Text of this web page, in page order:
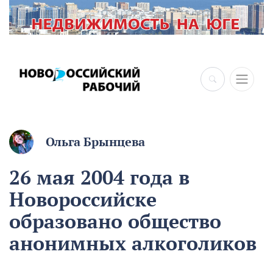
×
Ольга Брынцева
26 мая 2004 года в
Новороссийске
образовано общество
анонимных алкоголиков